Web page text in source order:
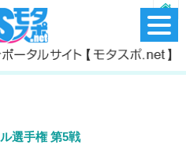
選手権 第5戦